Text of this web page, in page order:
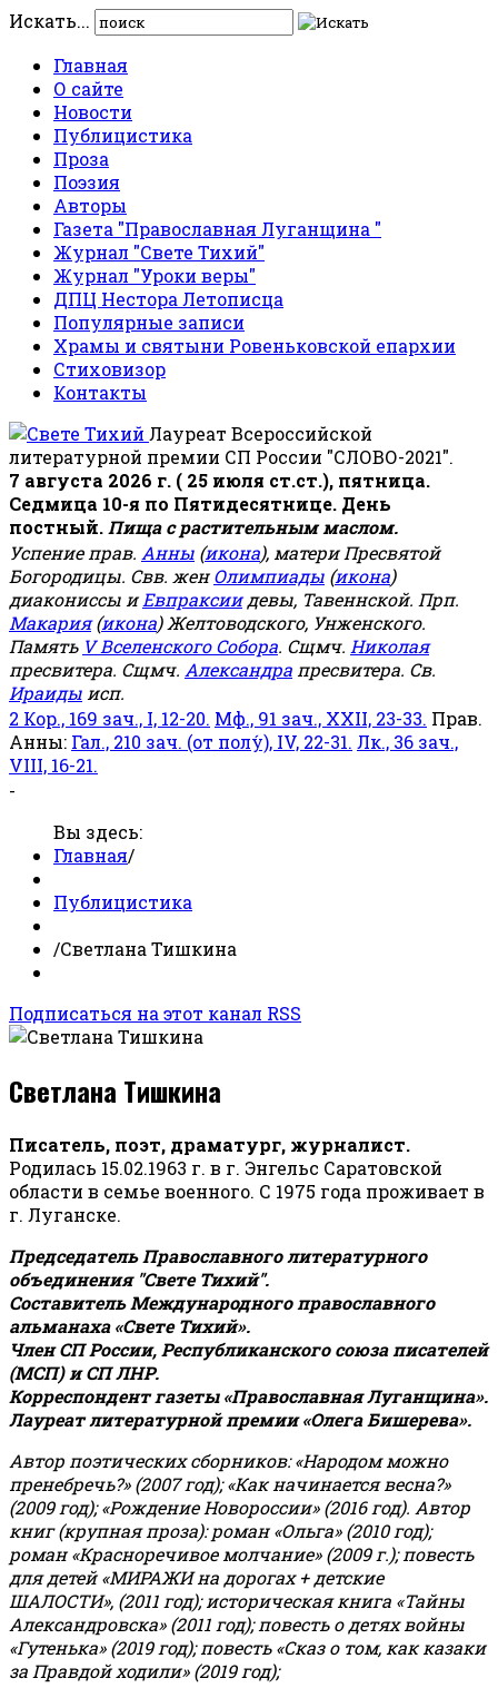
Искать...
Главная
О сайте
Новости
Публицистика
Проза
Поэзия
Авторы
Газета "Православная Луганщина "
Журнал "Свете Тихий"
Журнал "Уроки веры"
ДПЦ Нестора Летописца
Популярные записи
Храмы и святыни Ровеньковской епархии
Стиховизор
Контакты
Лауреат Всероссийской
литературной премии СП России "СЛОВО-2021".
7 августа 2026 г. ( 25 июля ст.ст.), пятница.
Седмица 10-я по Пятидесятнице. День
постный. Пища с растительным маслом.
Успение прав. Анны (икона), матери Пресвятой
Богородицы. Свв. женОлимпиады (икона)
диакониссы иЕвпраксиидевы, Тавеннской. Прп.
Макария(икона) Желтоводского, Унженского.
Память V Вселенского Собора. Сщмч. Николая
пресвитера. Сщмч. Александра пресвитера. Св.
Ираиды исп.
2 Кор., 169 зач., I, 12-20. Мф., 91 зач., XXII, 23-33. Прав.
Анны: Гал., 210 зач. (от полу́), IV, 22-31. Лк., 36 зач.,
VIII, 16-21.
-
Вы здесь:
Главная/
Публицистика
/Светлана Тишкина
Подписаться на этот канал RSS
Светлана Тишкина
Писатель, поэт, драматург, журналист.
Родилась 15.02.1963 г. в г. Энгельс Саратовской
области в семье военного. С 1975 года проживает в
г. Луганске.
Председатель Православного литературного
объединения "Свете Тихий".
Составитель Международного православного
альманаха «Свете Тихий».
Член СП России, Республиканского союза писателей
(МСП) и СП ЛНР.
Корреспондент газеты «Православная Луганщина».
Лауреат литературной премии «Олега Бишерева».
Автор поэтических сборников: «Народом можно
пренебречь?» (2007 год); «Как начинается весна?»
(2009 год); «Рождение Новороссии» (2016 год). Автор
книг (крупная проза): роман «Ольга» (2010 год);
роман «Красноречивое молчание» (2009 г.); повесть
для детей «МИРАЖИ на дорогах + детские
ШАЛОСТИ», (2011 год); историческая книга «Тайны
Александровска» (2011 год); повесть о детях войны
«Гутенька» (2019 год); повесть «Сказ о том, как казаки
за Правдой ходили» (2019 год);